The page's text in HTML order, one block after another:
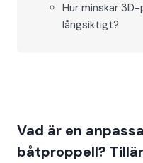
Hur minskar
långsiktigt?
Vad är en
båtproppell?